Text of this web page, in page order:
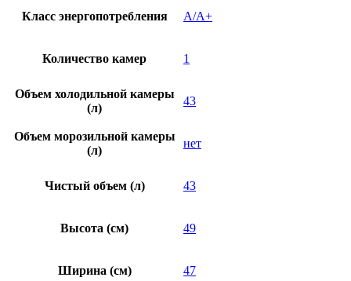
Класс энергопотребления A/A+
Количество камер 1
Объем холодильной камеры
(л)
43
Объем морозильной камеры
(л)
нет
Чистый объем (л) 43
Высота (см) 49
Ширина (см) 47